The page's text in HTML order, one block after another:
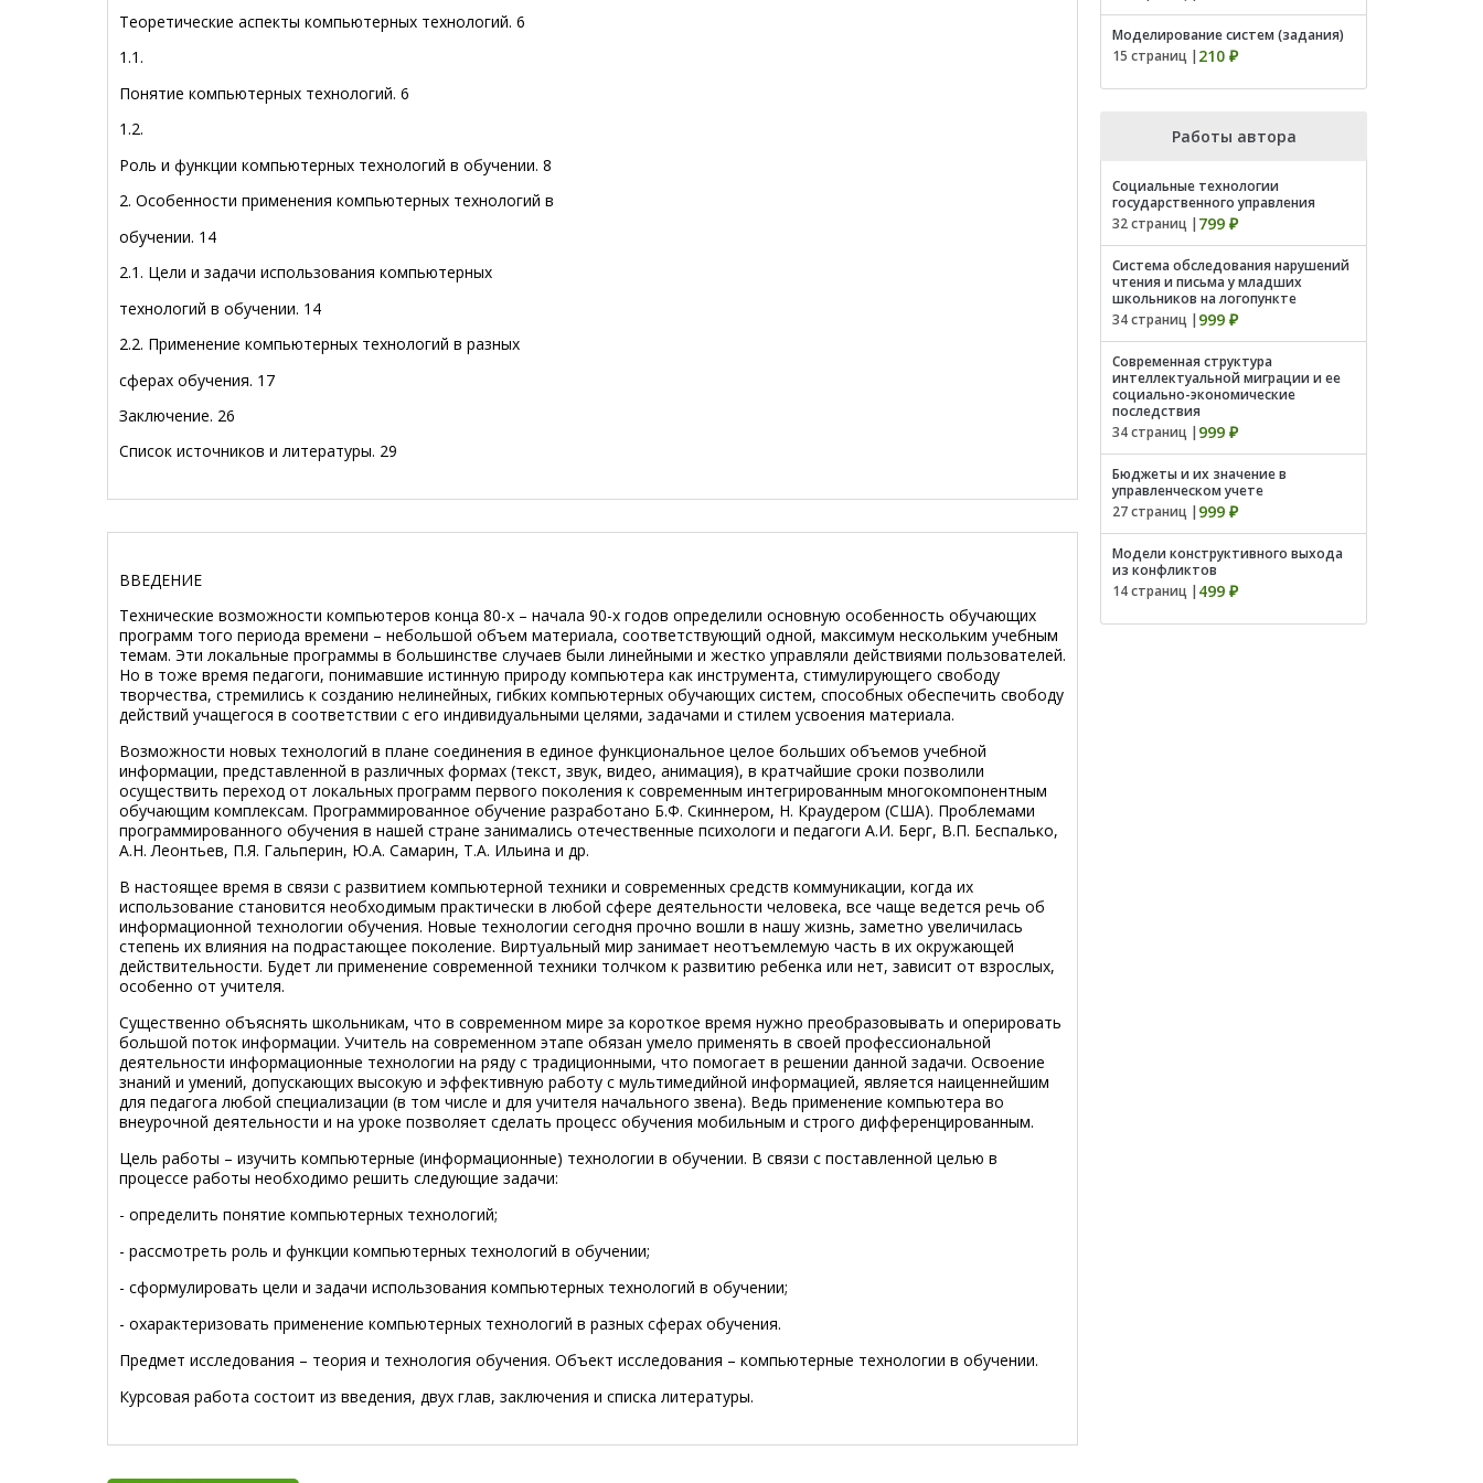
Теоретические аспекты компьютерных технологий. 6
1.1.
Понятие компьютерных технологий. 6
1.2.
Роль и функции компьютерных технологий в обучении. 8
2. Особенности применения компьютерных технологий в
обучении. 14
2.1. Цели и задачи использования компьютерных
технологий в обучении. 14
2.2. Применение компьютерных технологий в разных
сферах обучения. 17
Заключение. 26
Список источников и литературы. 29
ВВЕДЕНИЕ
Технические возможности компьютеров конца 80-х – начала 90-х годов определили основную особенность обучающих
программ того периода времени – небольшой объем материала, соответствующий одной, максимум нескольким учебным
темам. Эти локальные программы в большинстве случаев были линейными и жестко управляли действиями пользователей.
Но в тоже время педагоги, понимавшие истинную природу компьютера как инструмента, стимулирующего свободу
творчества, стремились к созданию нелинейных, гибких компьютерных обучающих систем, способных обеспечить свободу
действий учащегося в соответствии с его индивидуальными целями, задачами и стилем усвоения материала.
Возможности новых технологий в плане соединения в единое функциональное целое больших объемов учебной
информации, представленной в различных формах (текст, звук, видео, анимация), в кратчайшие сроки позволили
осуществить переход от локальных программ первого поколения к современным интегрированным многокомпонентным
обучающим комплексам. Программированное обучение разработано Б.Ф. Скиннером, Н. Краудером (США). Проблемами
программированного обучения в нашей стране занимались отечественные психологи и педагоги А.И. Берг, В.П. Беспалько,
А.Н. Леонтьев, П.Я. Гальперин, Ю.А. Самарин, Т.А. Ильина и др.
В настоящее время в связи с развитием компьютерной техники и современных средств коммуникации, когда их
использование становится необходимым практически в любой сфере деятельности человека, все чаще ведется речь об
информационной технологии обучения. Новые технологии сегодня прочно вошли в нашу жизнь, заметно увеличилась
степень их влияния на подрастающее поколение. Виртуальный мир занимает неотъемлемую часть в их окружающей
действительности. Будет ли применение современной техники толчком к развитию ребенка или нет, зависит от взрослых,
особенно от учителя.
Существенно объяснять школьникам, что в современном мире за короткое время нужно преобразовывать и оперировать
большой поток информации. Учитель на современном этапе обязан умело применять в своей профессиональной
деятельности информационные технологии на ряду с традиционными, что помогает в решении данной задачи. Освоение
знаний и умений, допускающих высокую и эффективную работу с мультимедийной информацией, является наиценнейшим
для педагога любой специализации (в том числе и для учителя начального звена). Ведь применение компьютера во
внеурочной деятельности и на уроке позволяет сделать процесс обучения мобильным и строго дифференцированным.
Цель работы – изучить компьютерные (информационные) технологии в обучении. В связи с поставленной целью в
процессе работы необходимо решить следующие задачи:
- определить понятие компьютерных технологий;
- рассмотреть роль и функции компьютерных технологий в обучении;
- сформулировать цели и задачи использования компьютерных технологий в обучении;
- охарактеризовать применение компьютерных технологий в разных сферах обучения.
Предмет исследования – теория и технология обучения. Объект исследования – компьютерные технологии в обучении.
Курсовая работа состоит из введения, двух глав, заключения и списка литературы.
Моделирование систем (задания)
15 страниц | 210 ₽
Работы автора
Cоциальные технологии
государственного управления
32 страниц | 799 ₽
Система обследования нарушений
чтения и письма у младших
школьников на логопункте
34 страниц | 999 ₽
Современная структура
интеллектуальной миграции и ее
социально-экономические
последствия
34 страниц | 999 ₽
Бюджеты и их значение в
управленческом учете
27 страниц | 999 ₽
Модели конструктивного выхода
из конфликтов
14 страниц | 499 ₽